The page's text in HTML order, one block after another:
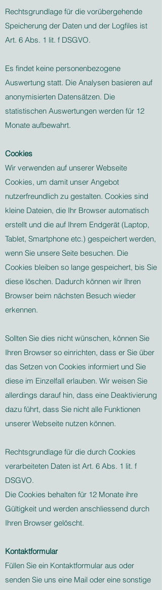
Rechtsgrundlage für die vorübergehende
Speicherung der Daten und der Logfiles ist
Art. 6 Abs. 1 lit. f DSGVO.
Es findet keine personenbezogene
Auswertung statt. Die Analysen basieren auf
anonymisierten Datensätzen. Die
statistischen Auswertungen werden für 12
Monate aufbewahrt.
Cookies
Wir verwenden auf unserer Webseite
Cookies, um damit unser Angebot
nutzerfreundlich zu gestalten. Cookies sind
kleine Dateien, die Ihr Browser automatisch
erstellt und die auf Ihrem Endgerät (Laptop,
Tablet, Smartphone etc.) gespeichert werden,
wenn Sie unsere Seite besuchen. Die
Cookies bleiben so lange gespeichert, bis Sie
diese löschen. Dadurch können wir Ihren
Browser beim nächsten Besuch wieder
erkennen.
Sollten Sie dies nicht wünschen, können Sie
Ihren Browser so einrichten, dass er Sie über
das Setzen von Cookies informiert und Sie
diese im Einzelfall erlauben. Wir weisen Sie
allerdings darauf hin, dass eine Deaktivierung
dazu führt, dass Sie nicht alle Funktionen
unserer Webseite nutzen können.
Rechtsgrundlage für die durch Cookies
verarbeiteten Daten ist Art. 6 Abs. 1 lit. f
DSGVO.
Die Cookies behalten für 12 Monate ihre
Gültigkeit und werden anschliessend durch
Ihren Browser gelöscht.
Kontaktformular
Füllen Sie ein Kontaktformular aus oder
senden Sie uns eine Mail oder eine sonstige